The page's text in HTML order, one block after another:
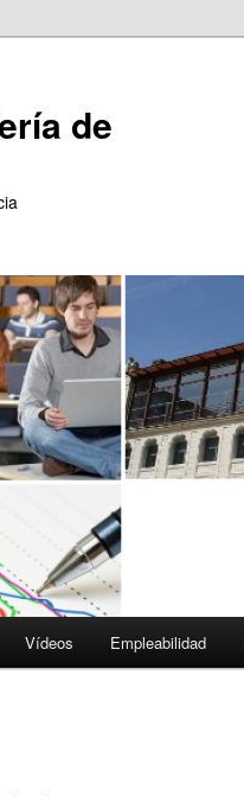
de
Vídeos Empleabilidad